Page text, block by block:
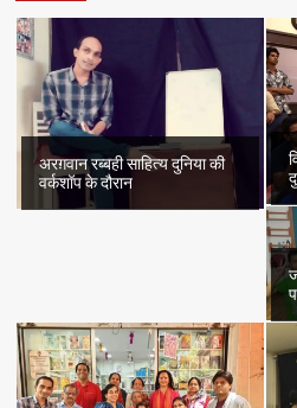
अरग़वान रब्बही साहित्य दुनिया की
वर्कशॉप के दौरान